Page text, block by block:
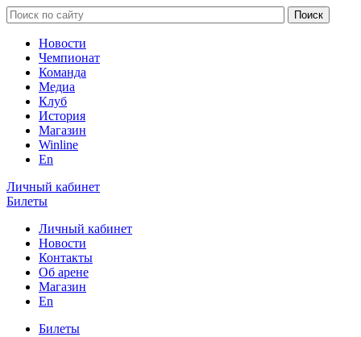
Новости
Чемпионат
Команда
Медиа
Клуб
История
Магазин
Winline
En
Личный кабинет
Билеты
Личный кабинет
Новости
Контакты
Об арене
Магазин
En
Билеты